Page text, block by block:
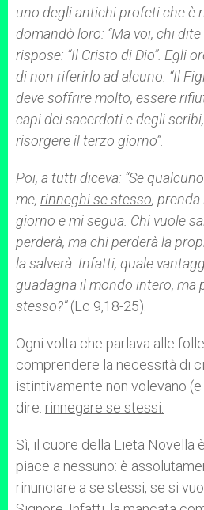
uno degli antichi profeti che è
domandò loro: “Ma voi, chi dite
rispose: “Il Cristo di Dio”. Egli
di non riferirlo ad alcuno. “Il
deve soffrire molto, essere
capi dei sacerdoti e degli
risorgere il terzo giorno”.
Poi, a tutti diceva: “Se
me, rinneghi se stesso,
giorno e mi segua. Chi vuole
perderà, ma chi perderà la
la salverà. Infatti, quale
guadagna il mondo intero, ma
stesso?”(Lc 9,18-25).
Ogni volta che parlava alle
comprendere la necessità di
istintivamente non volevano
dire: rinnegare se stessi.
Sì, il cuore della Lieta Novella
piace a nessuno: è
rinunciare a se stessi, se si